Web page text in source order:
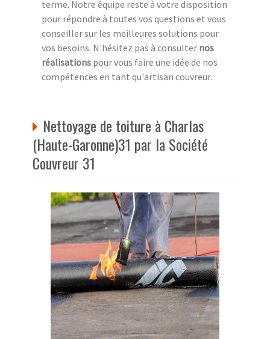
terme. Notre équipe reste à votre disposition
pour répondre à toutes vos questions et vous
conseiller sur les meilleures solutions pour
vos besoins. N'hésitez pas à consulter nos
réalisations pour vous faire une idée de nos
compétences en tant qu'artisan couvreur.
Nettoyage de toiture à Charlas
(Haute-Garonne)31 par la Société
Couvreur 31